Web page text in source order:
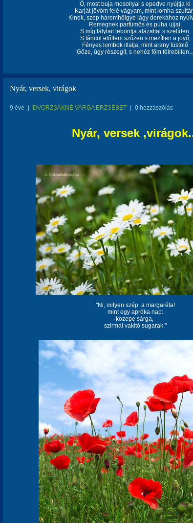
Ó, most buja mosollyal s epedve nyújtja ki
Karját jövőm felé vágyam, mint lomha
Kinek, szép háremhölgye lágy derekához
Remegnek parfümös és puha ujjai;
S míg fátylait lebontja alázattal s szelíden,
S táncol előttem szűzen s mezítlen a jövő,
Fényes lombok illatja, mint arany füstölő
Gőze, úgy részegít, s nehéz főm félrebillen...
Nyár, versek, virágok
9 éve DVORZSÁKNÉ VARGA ERZSÉBET 0 hozzászólás
Nyár, versek
"Ni, milyen szép a margaréta!
mint egy apróka nap:
közepe sárga,
szirmai vakító sugarak."